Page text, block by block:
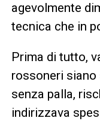
agevolmente
tecnica che in
Prima di tutto,
rossoneri
senza palla,
indirizzava